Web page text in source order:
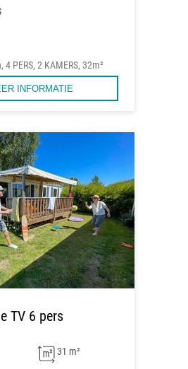
4 PERS, 2 KAMERS, 32m²
INFORMATIE
TV 6 pers
31 m²